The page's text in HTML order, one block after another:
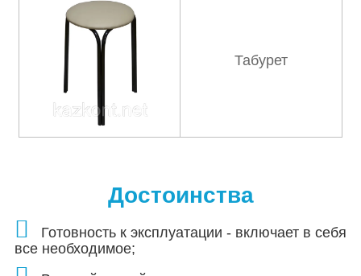
Табурет
Достоинства
Готовность к эксплуатации - включает в себя
все необходимое;